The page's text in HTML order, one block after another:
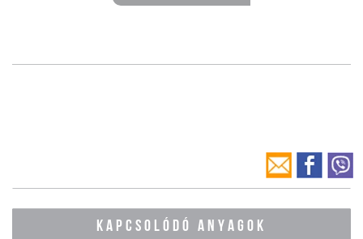
KAPCSOLÓDÓ ANYAGOK